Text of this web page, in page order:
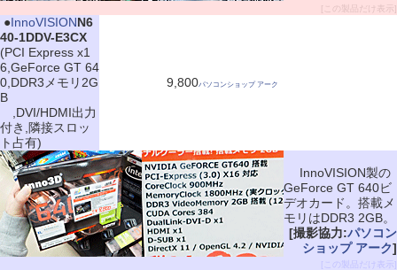
[この製品だけ表示]
●InnoVISIONN6
40-1DDV-E3CX
(PCI Express x1
6,GeForce GT 64
0,DDR3メモリ2G
B
,DVI/HDMI出力
付き,隣接スロッ
ト占有)
9,800パソコンショップ アーク
InnoVISION製の
GeForce GT 640ビ
デオカード。搭載メ
モリはDDR3 2GB。
[撮影協力:パソコン
ショップ アーク]
[この製品だけ表示]